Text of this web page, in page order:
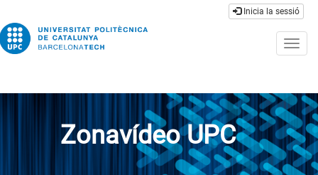
Inicia la sessió
Zonavídeo UPC